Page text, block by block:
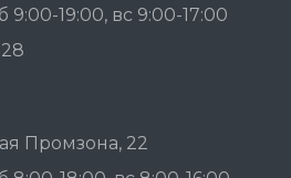
9:00-19:00, вс 9:00-17:00
Промзона, 22